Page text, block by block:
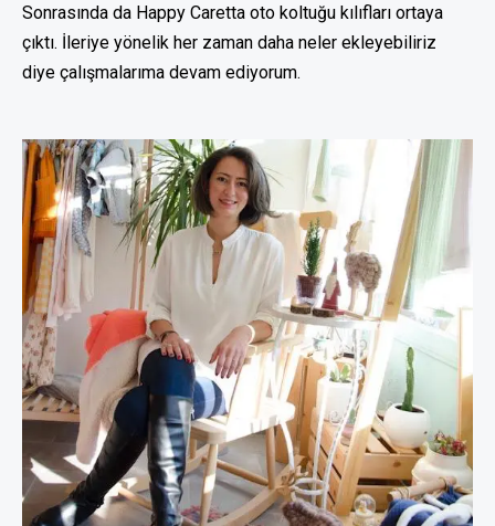
Sonrasında da Happy Caretta oto koltuğu kılıfları ortaya
çıktı. İleriye yönelik her zaman daha neler ekleyebiliriz
diye çalışmalarıma devam ediyorum.